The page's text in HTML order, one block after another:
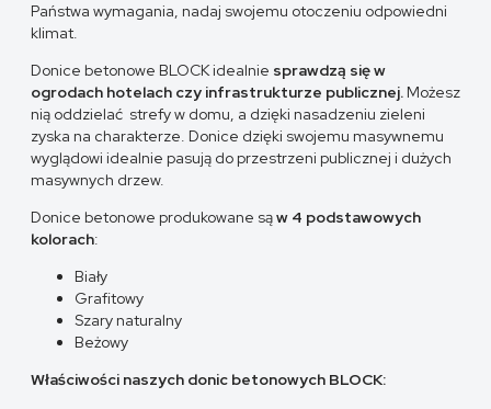
Państwa wymagania, nadaj swojemu otoczeniu odpowiedni
klimat.
Donice betonowe BLOCK idealnie sprawdzą się w
ogrodach hotelach czy infrastrukturze publicznej. Możesz
nią oddzielać strefy w domu, a dzięki nasadzeniu zieleni
zyska na charakterze. Donice dzięki swojemu masywnemu
wyglądowi idealnie pasują do przestrzeni publicznej i dużych
masywnych drzew.
Donice betonowe produkowane sąw 4 podstawowych
kolorach:
Biały
Grafitowy
Szary naturalny
Beżowy
Właściwości naszych donic betonowych BLOCK: